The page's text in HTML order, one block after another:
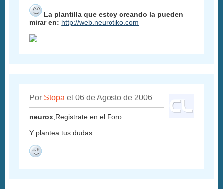
La plantilla que estoy creando la pueden
mirar en: http://web.neurotiko.com
Por Stopa el 06 de Agosto de 2006
neurox ,Registrate en el Foro
Y plantea tus dudas.